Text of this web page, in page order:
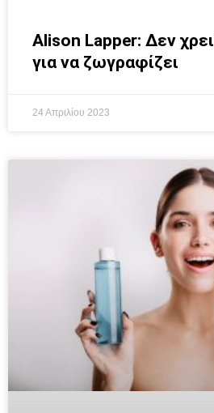
Αlison Lapper: Δεν
για να ζωγραφίζει
24 Απριλίου 2023